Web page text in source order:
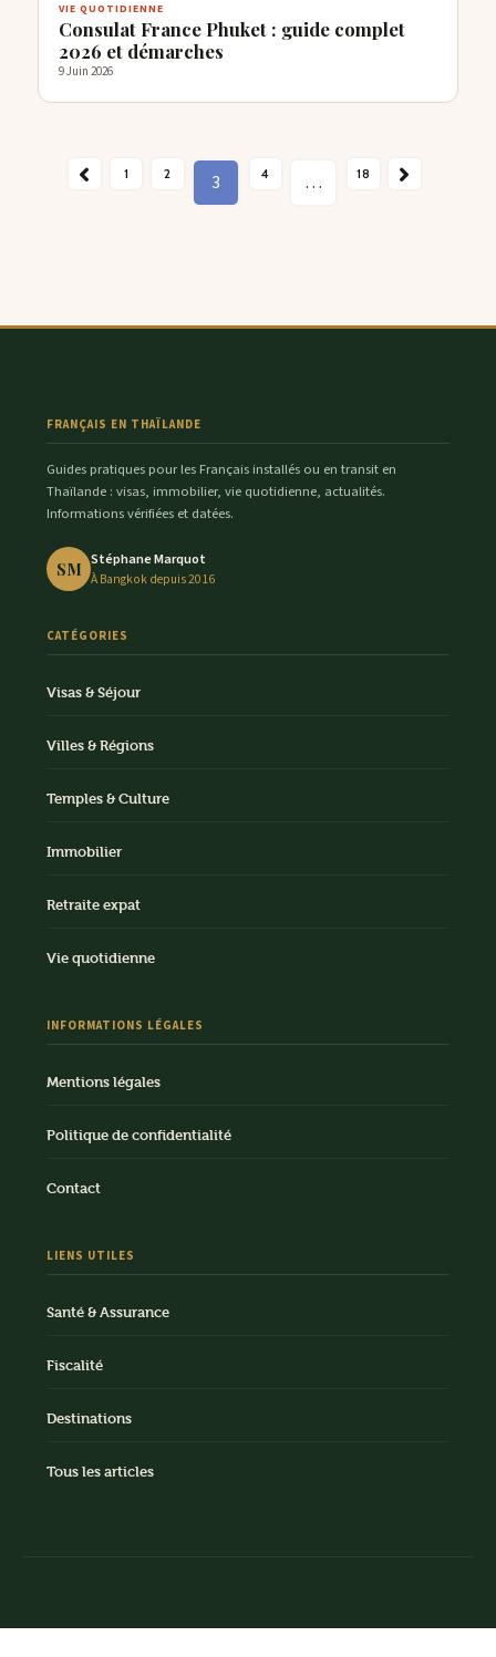
VIE QUOTIDIENNE
Consulat France Phuket : guide complet
2026 et démarches
9 Juin 2026
1 2 3 4 … 18
SUIVANT →
FRANÇAIS EN THAÏLANDE
Guides pratiques pour les Français installés ou en transit en
Thaïlande : visas, immobilier, vie quotidienne, actualités.
Informations vérifiées et datées.
SM Stéphane Marquot
À Bangkok depuis 2016
CATÉGORIES
Visas & Séjour
Villes & Régions
Temples & Culture
Immobilier
Retraite expat
Vie quotidienne
INFORMATIONS LÉGALES
Mentions légales
Politique de confidentialité
Contact
LIENS UTILES
Santé & Assurance
Fiscalité
Destinations
Tous les articles